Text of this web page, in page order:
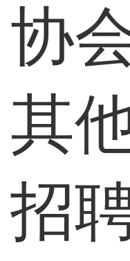
协
其
招